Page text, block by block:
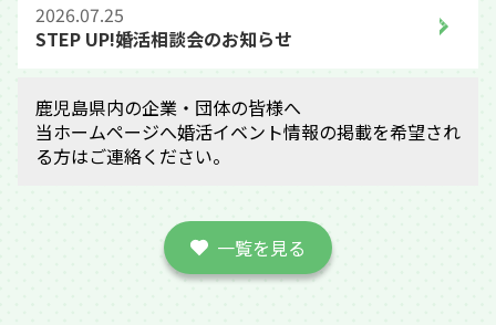
2026.07.25
STEP UP!婚活相談会のお知らせ
鹿児島県内の企業・団体の皆様へ
当ホームページへ婚活イベント情報の掲載を希望され
る方はご連絡ください。
一覧を見る